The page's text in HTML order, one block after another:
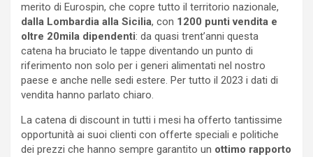
merito di Eurospin, che copre tutto il territorio nazionale,
dalla Lombardia alla Sicilia, con 1200 punti vendita e
oltre 20mila dipendenti: da quasi trent’anni questa
catena ha bruciato le tappe diventando un punto di
riferimento non solo per i generi alimentati nel nostro
paese e anche nelle sedi estere. Per tutto il 2023 i dati di
vendita hanno parlato chiaro.
La catena di discount in tutti i mesi ha offerto tantissime
opportunità ai suoi clienti con offerte speciali e politiche
dei prezzi che hanno sempre garantito un ottimo rapporto